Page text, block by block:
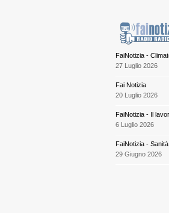
FaiNotizia -
27 Luglio 2026
Fai Notizia
20 Luglio 2026
FaiNotizia - Il
6 Luglio 2026
FaiNotizia -
29 Giugno 2026